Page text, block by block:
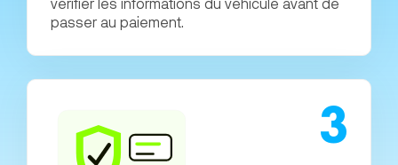
passer au paiement.
3